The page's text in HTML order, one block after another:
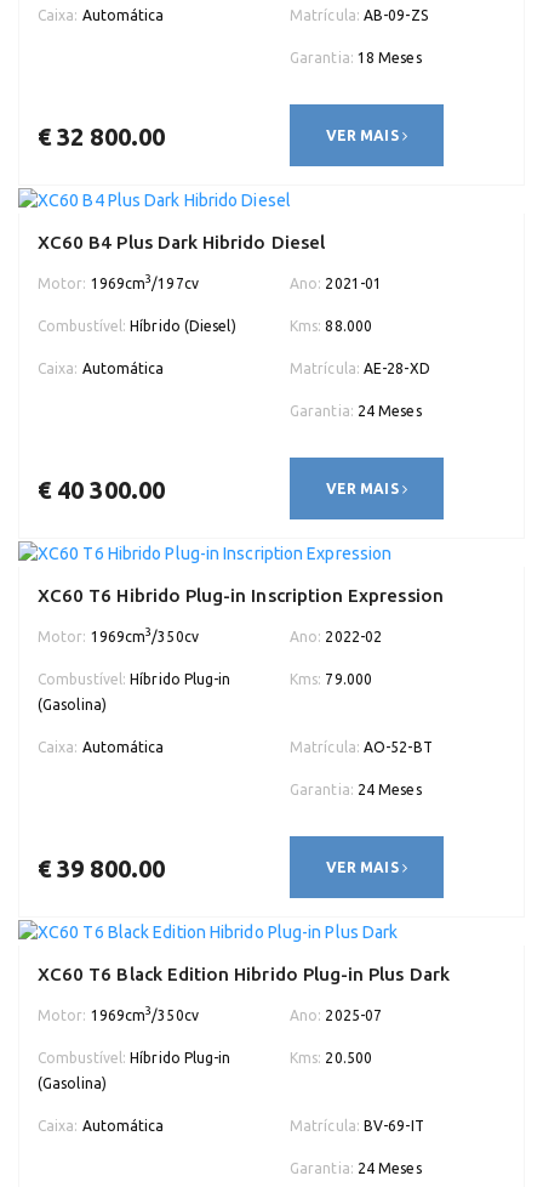
Caixa: Automática Matrícula: AB-09-ZS
Garantia: 18 Meses
€ 32 800.00 VER MAIS
XC60 B4 Plus Dark Hibrido Diesel
Motor: 1969cm3/197cv Ano: 2021-01
Combustível: Híbrido (Diesel) Kms: 88.000
Caixa: Automática Matrícula: AE-28-XD
Garantia: 24 Meses
€ 40 300.00 VER MAIS
XC60 T6 Hibrido Plug-in Inscription Expression
Motor: 1969cm3/350cv Ano: 2022-02
Combustível: Híbrido Plug-in
(Gasolina)
Kms: 79.000
Caixa: Automática Matrícula: AO-52-BT
Garantia: 24 Meses
€ 39 800.00 VER MAIS
XC60 T6 Black Edition Hibrido Plug-in Plus Dark
Motor: 1969cm3/350cv Ano: 2025-07
Combustível: Híbrido Plug-in
(Gasolina)
Kms: 20.500
Caixa: Automática Matrícula: BV-69-IT
Garantia: 24 Meses